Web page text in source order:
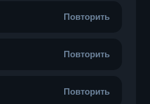
Повторить
Повторить
Повторить